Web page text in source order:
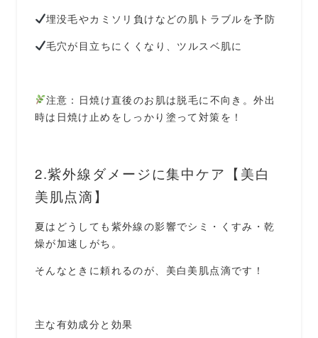
埋没毛やカミソリ負けなどの肌トラブルを予防
毛穴が目立ちにくくなり、ツルスベ肌に
注意：日焼け直後のお肌は脱毛に不向き。外出
時は日焼け止めをしっかり塗って対策を！
2.紫外線ダメージに集中ケア【美白
美肌点滴】
夏はどうしても紫外線の影響でシミ・くすみ・乾
燥が加速しがち。
そんなときに頼れるのが、美白美肌点滴です！
主な有効成分と効果